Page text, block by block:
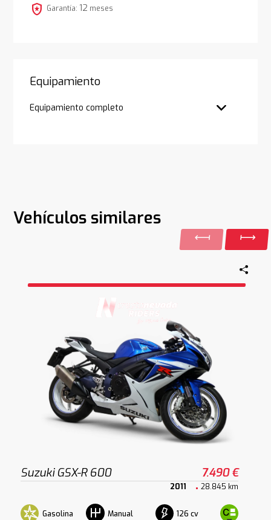
local_police Garantía: 12 meses
Equipamiento
Equipamiento completo
Vehículos similares
Suzuki GSX-R 600 7.490 €
2011 28.845 km
Gasolina Manual 126 cv